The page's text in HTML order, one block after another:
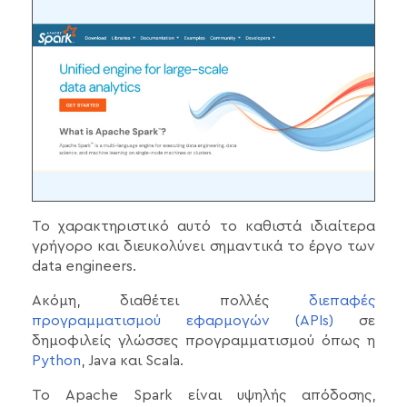
Το χαρακτηριστικό αυτό το καθιστά ιδιαίτερα
γρήγορο και διευκολύνει σημαντικά το έργο των
data engineers.
Ακόμη, διαθέτει πολλές διεπαφές
προγραμματισμού εφαρμογών (APIs) σε
δημοφιλείς γλώσσες προγραμματισμού όπως η
Python, Java και Scala.
Το Apache Spark είναι υψηλής απόδοσης,